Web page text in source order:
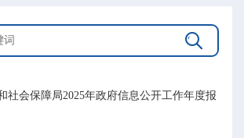

社会保障局2025年政府信息公开工作年度报